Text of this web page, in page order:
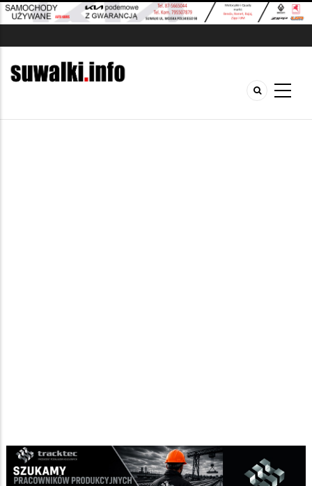
Ścieżka
Strona główna Wiadomości/Sport/
Rozpoczęły się Mistrzostwa Wojska Polskiego w boksie